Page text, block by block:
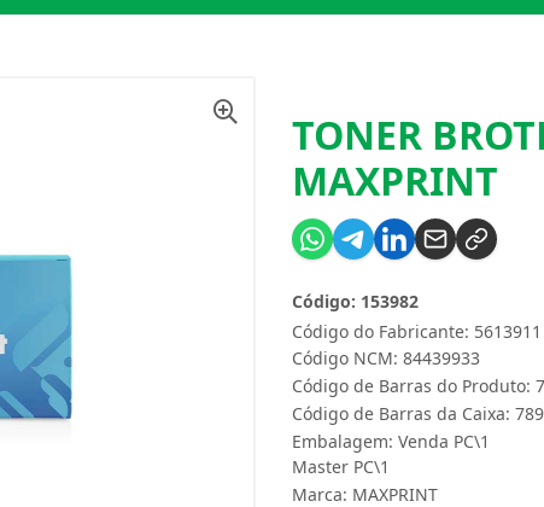
TONER
MAXPRINT
Código do Fabricante: 5613911
Código: 153982
Código NCM: 84439933
Código de Barras do Produto:
Código de Barras da Caixa:
Embalagem: Venda PC\1
Master PC\1
Marca: MAXPRINT